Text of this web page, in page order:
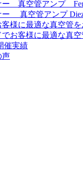
ー 真空管アンプ
真空管アンプ
様に最適な真空管を
お客様に最適な真空
催実績
声